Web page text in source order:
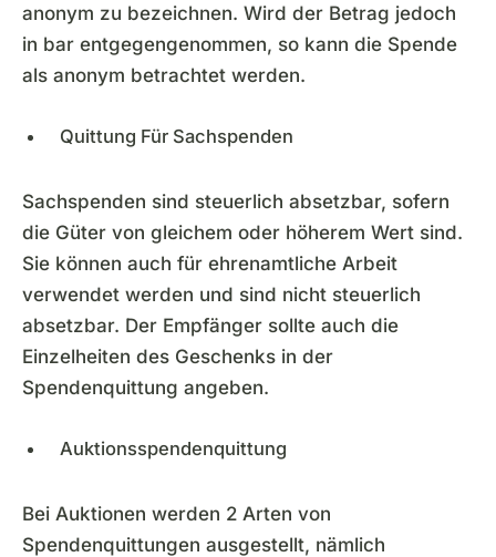
anonym zu bezeichnen. Wird der Betrag jedoch
in bar entgegengenommen, so kann die Spende
als anonym betrachtet werden.
Quittung Für Sachspenden
Sachspenden sind steuerlich absetzbar, sofern
die Güter von gleichem oder höherem Wert sind.
Sie können auch für ehrenamtliche Arbeit
verwendet werden und sind nicht steuerlich
absetzbar. Der Empfänger sollte auch die
Einzelheiten des Geschenks in der
Spendenquittung angeben.
Auktionsspendenquittung
Bei Auktionen werden 2 Arten von
Spendenquittungen ausgestellt, nämlich